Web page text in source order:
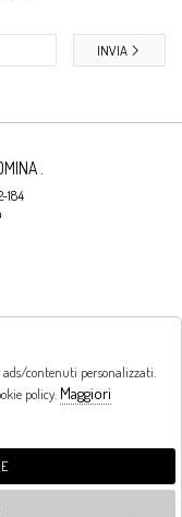
INVIA
.
184
20:00 DAL MARTEDI AL
contenuti personalizzati.
policy. Maggiori